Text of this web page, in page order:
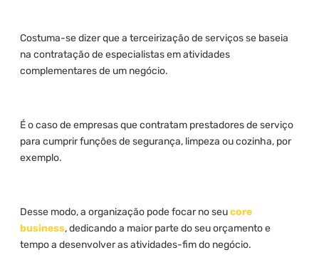
Costuma-se dizer que a terceirização de serviços se baseia
na contratação de especialistas em atividades
complementares de um negócio.
É o caso de empresas que contratam prestadores de serviço
para cumprir funções de segurança, limpeza ou cozinha, por
exemplo.
Desse modo, a organização pode focar no seucore
business, dedicando a maior parte do seu orçamento e
tempo a desenvolver as atividades-fim do negócio.